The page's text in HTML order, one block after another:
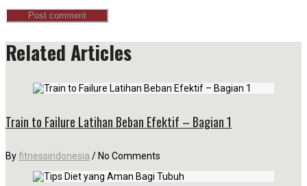
Related Articles
Train to Failure Latihan Beban Efektif – Bagian 1
Byfitnessindonesia /No Comments